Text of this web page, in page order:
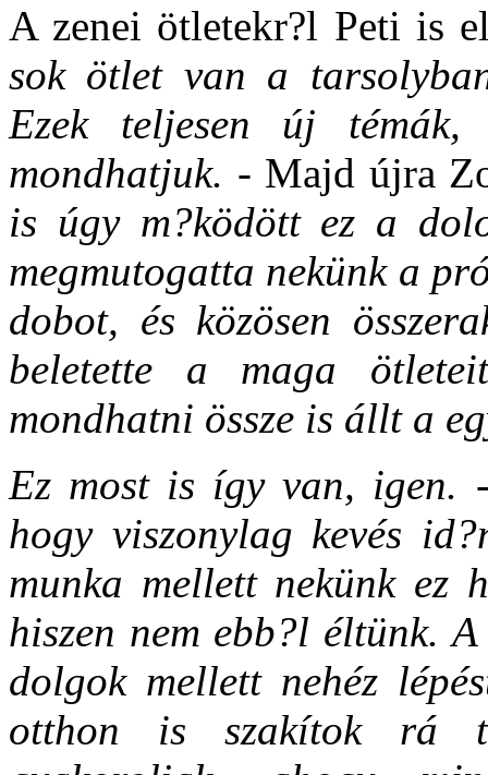
A zenei ötletekr?l Peti is
sok ötlet van a
Ezek teljesen új témák,
mondhatjuk. - Majd újra
is úgy m?ködött ez a
megmutogatta nekünk a
dobot, és közösen
beletette a maga
mondhatni össze is állt a
Ez most is így van,
hogy viszonylag kevés
munka mellett nekünk ez
hiszen nem ebb?l éltünk.
dolgok mellett nehéz
otthon is szakítok rá